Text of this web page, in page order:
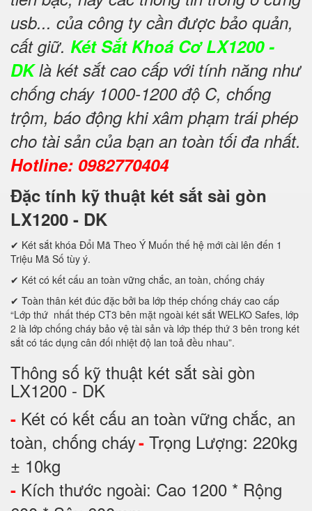
usb... của công ty cần được bảo quản,
cất giữ. Két Sắt Khoá Cơ LX1200 -
DKlà két sắt cao cấp với tính năng như
chống cháy 1000-1200 độ C, chống
trộm, báo động khi xâm phạm trái phép
cho tài sản của bạn an toàn tối đa nhất.
Hotline: 0982770404
Đặc tính kỹ thuật két sắt sài gòn
LX1200 - DK
✔ Két sắt khóa Đổi Mã Theo Ý Muốn thế hệ mới cài lên đến 1
Triệu Mã Số tùy ý.
✔ Két có kết cấu an toàn vững chắc, an toàn, chống cháy
✔ Toàn thân két đúc đặc bởi ba lớp thép chống cháy cao cấp
“Lớp thứ nhất thép CT3 bên mặt ngoài két sắt WELKO Safes, lớp
2 là lớp chống cháy bảo vệ tài sản và lớp thép thứ 3 bên trong két
sắt có tác dụng cân đối nhiệt độ lan toả đều nhau”.
Thông số kỹ thuật két sắt sài gòn
LX1200 - DK
- Két có kết cấu an toàn vững chắc, an
toàn, chống cháy- Trọng Lượng: 220kg
± 10kg
- Kích thước ngoài: Cao 1200 * Rộng